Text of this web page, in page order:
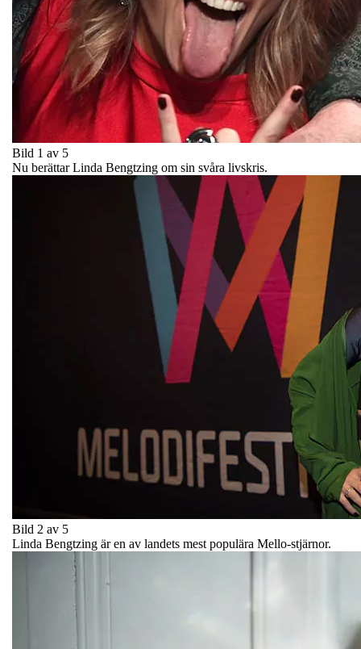
Bild 1 av 5
Nu berättar Linda Bengtzing om sin svåra livskris.
Bild 2 av 5
Linda Bengtzing är en av landets mest populära Mello-stjärnor.